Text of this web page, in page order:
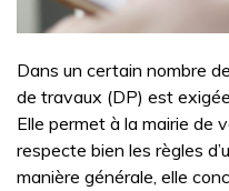
Dans un certain nombre
de travaux (DP) est
Elle permet à la mairie de
respecte bien les règles
manière générale, elle